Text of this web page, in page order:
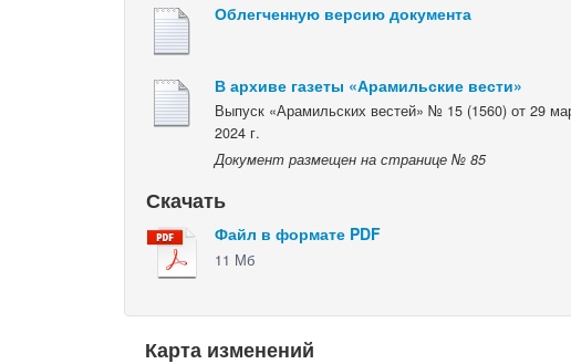
Облегченную версию документа
В архиве газеты «Арамильские вести»
Выпуск «Арамильских вестей» № 15 (1560) от 29
2024 г.
Документ размещен на странице № 85
Скачать
Файл в формате PDF
11 Мб
Карта изменений